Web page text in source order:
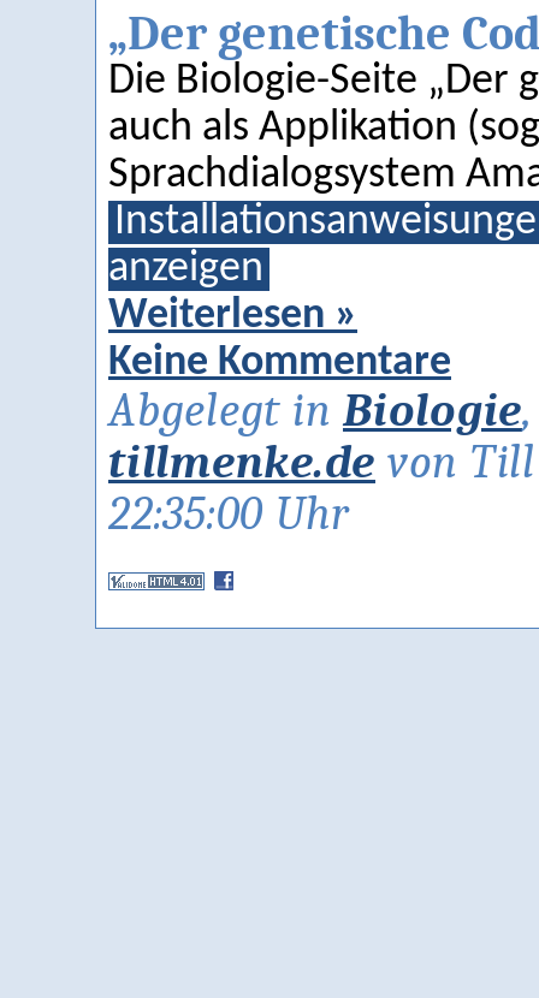
„Der genetische
Die Biologie-Seite „Der
auch als Applikation
Sprachdialogsystem
anzeigen
Weiterlesen »
Keine Kommentare
Abgelegt inBiologie
tillmenke.de von Till
22:35:00 Uhr